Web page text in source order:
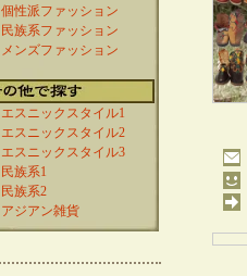
個性派ファッション
民族系ファッション
メンズファッション
エスニックスタイル1
エスニックスタイル2
エスニックスタイル3
民族系1
民族系2
アジアン雑貨